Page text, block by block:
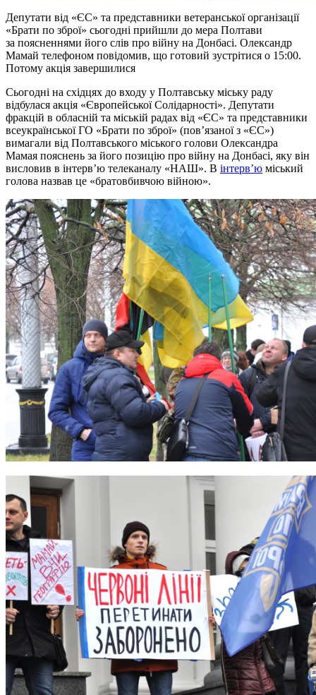
Депутати від «ЄС» та представники ветеранської організації
«Брати по зброї» сьогодні прийшли до мера Полтави
за поясненнями його слів про війну на Донбасі. Олександр
Мамай телефоном повідомив, що готовий зустрітися о 15:00.
Потому акція завершилися
Сьогодні на східцях до входу у Полтавську міську раду
відбулася акція «Європейської Солідарності». Депутати
фракцій в обласній та міській радах від «ЄС» та представники
всеукраїнської ГО «Брати по зброї» (пов’язаної з «ЄС»)
вимагали від Полтавського міського голови Олександра
Мамая пояснень за його позицію про війну на Донбасі, яку він
висловив в інтерв’ю телеканалу «НАШ». В інтерв’ю міський
голова назвав це «братовбивчою війною».